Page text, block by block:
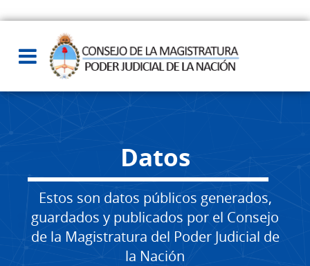
Datos
Estos son datos públicos generados,
guardados y publicados por el Consejo
de la Magistratura del Poder Judicial de
la Nación